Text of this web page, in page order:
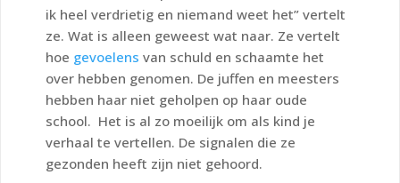
ik heel verdrietig en niemand weet het” vertelt
ze. Wat is alleen geweest wat naar. Ze vertelt
hoe gevoelens van schuld en schaamte het
over hebben genomen. De juffen en meesters
hebben haar niet geholpen op haar oude
school. Het is al zo moeilijk om als kind je
verhaal te vertellen. De signalen die ze
gezonden heeft zijn niet gehoord.